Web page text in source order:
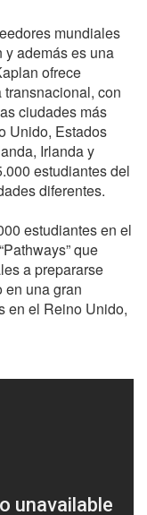
mundiales
además es una
ofrece
con
ciudades más
Unido, Estados
Irlanda y
estudiantes del
diferentes.
estudiantes en el
que
a prepararse
en una gran
en el Reino Unido,